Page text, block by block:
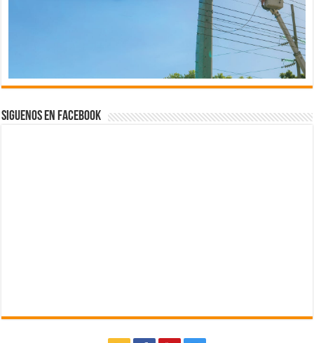
Siguenos en Facebook